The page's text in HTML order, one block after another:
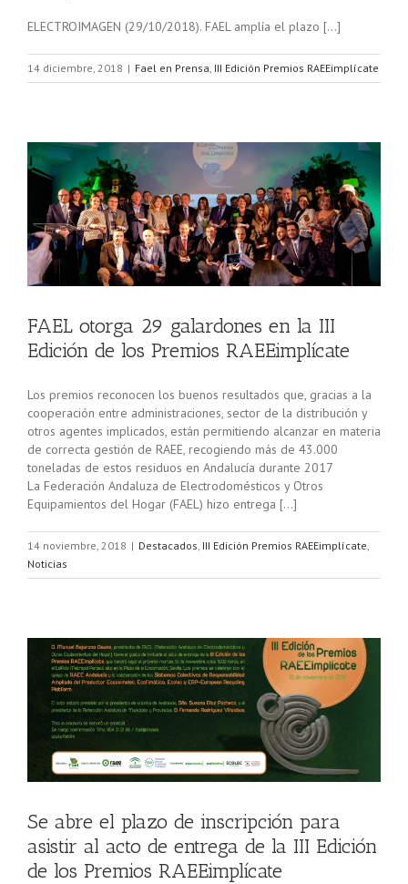
ELECTROIMAGEN (29/10/2018). FAEL amplía el plazo […]
14 diciembre, 2018 | Fael en Prensa, III Edición Premios RAEEimplícate
FAEL otorga 29 galardones en la III
Edición de los Premios RAEEimplícate
Los premios reconocen los buenos resultados que, gracias a la
cooperación entre administraciones, sector de la distribución y
otros agentes implicados, están permitiendo alcanzar en materia
de correcta gestión de RAEE, recogiendo más de 43.000
toneladas de estos residuos en Andalucía durante 2017
La Federación Andaluza de Electrodomésticos y Otros
Equipamientos del Hogar (FAEL) hizo entrega […]
14 noviembre, 2018 | Destacados, III Edición Premios RAEEimplícate,
Noticias
Se abre el plazo de inscripción para
asistir al acto de entrega de la III Edición
de los Premios RAEEimplícate